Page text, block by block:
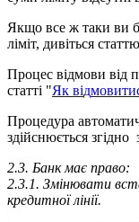
Якщо все ж таки ви б
ліміт, дивіться статтю
Процес відмови від п
статті "Як відмовити
Процедура автомати
здійснюється згідно
2.3. Банк має право:
2.3.1. Змінювати вст
кредитної лінії.